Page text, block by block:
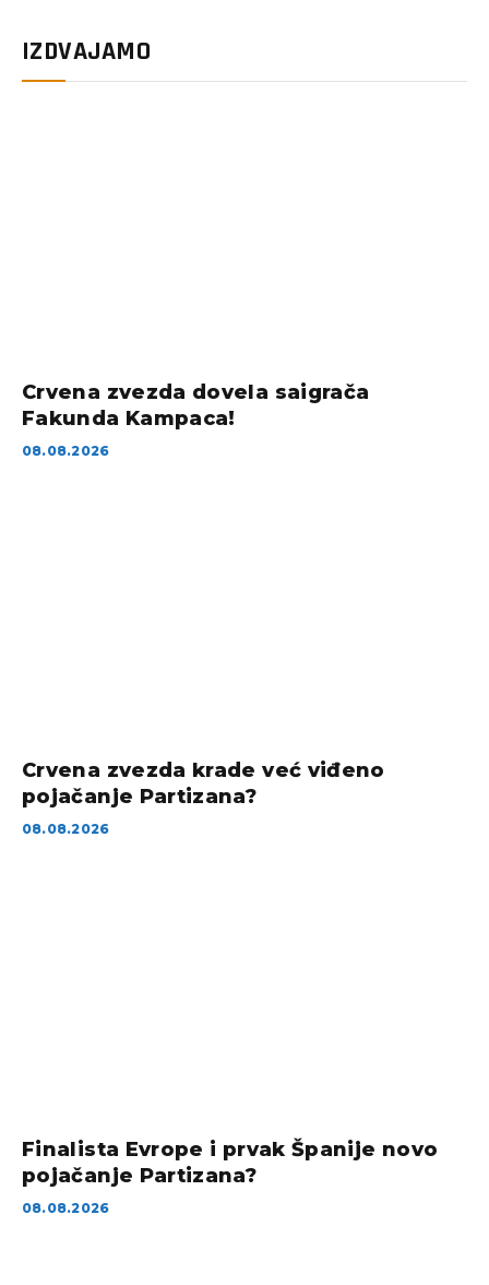
IZDVAJAMO
Crvena zvezda dovela saigrača
Fakunda Kampaca!
08.08.2026
Crvena zvezda krade već viđeno
pojačanje Partizana?
08.08.2026
Finalista Evrope i prvak Španije novo
pojačanje Partizana?
08.08.2026